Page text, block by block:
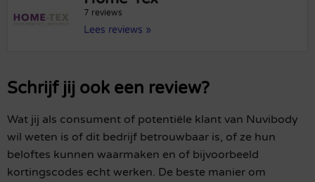
7 reviews
Lees reviews »
Schrijf jij ook een review?
Wat jij als consument of potentiële klant van Nuvibody
wil weten is of dit bedrijf betrouwbaar is, of ze hun
beloftes kunnen waarmaken en of bijvoorbeeld
kortingscodes echt werken. De beste manier om